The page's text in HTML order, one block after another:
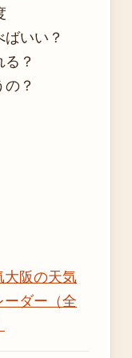
いい？
？
？
大阪の天気
ーダー（全